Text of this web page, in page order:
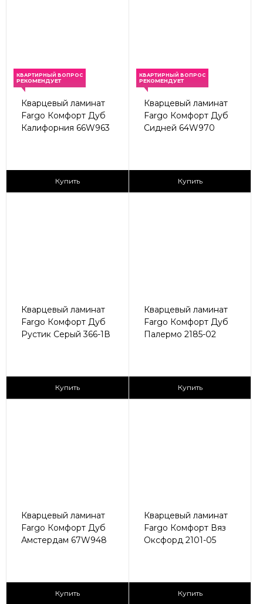
КВАРТИРНЫЙ ВОПРОС
РЕКОМЕНДУЕТ
Кварцевый ламинат
Fargo Комфорт Дуб
Калифорния 66W963
2
Купить
КВАРТИРНЫЙ ВОПРОС
РЕКОМЕНДУЕТ
Кварцевый ламинат
Fargo Комфорт Дуб
Сидней 64W970
2
Купить
Кварцевый ламинат
Fargo Комфорт Дуб
Рустик Серый 366-1В
2
Купить
Кварцевый ламинат
Fargo Комфорт Дуб
Палермо 2185-02
2
Купить
Кварцевый ламинат
Fargo Комфорт Дуб
Амстердам 67W948
2
Купить
Кварцевый ламинат
Fargo Комфорт Вяз
Оксфорд 2101-05
2
Купить